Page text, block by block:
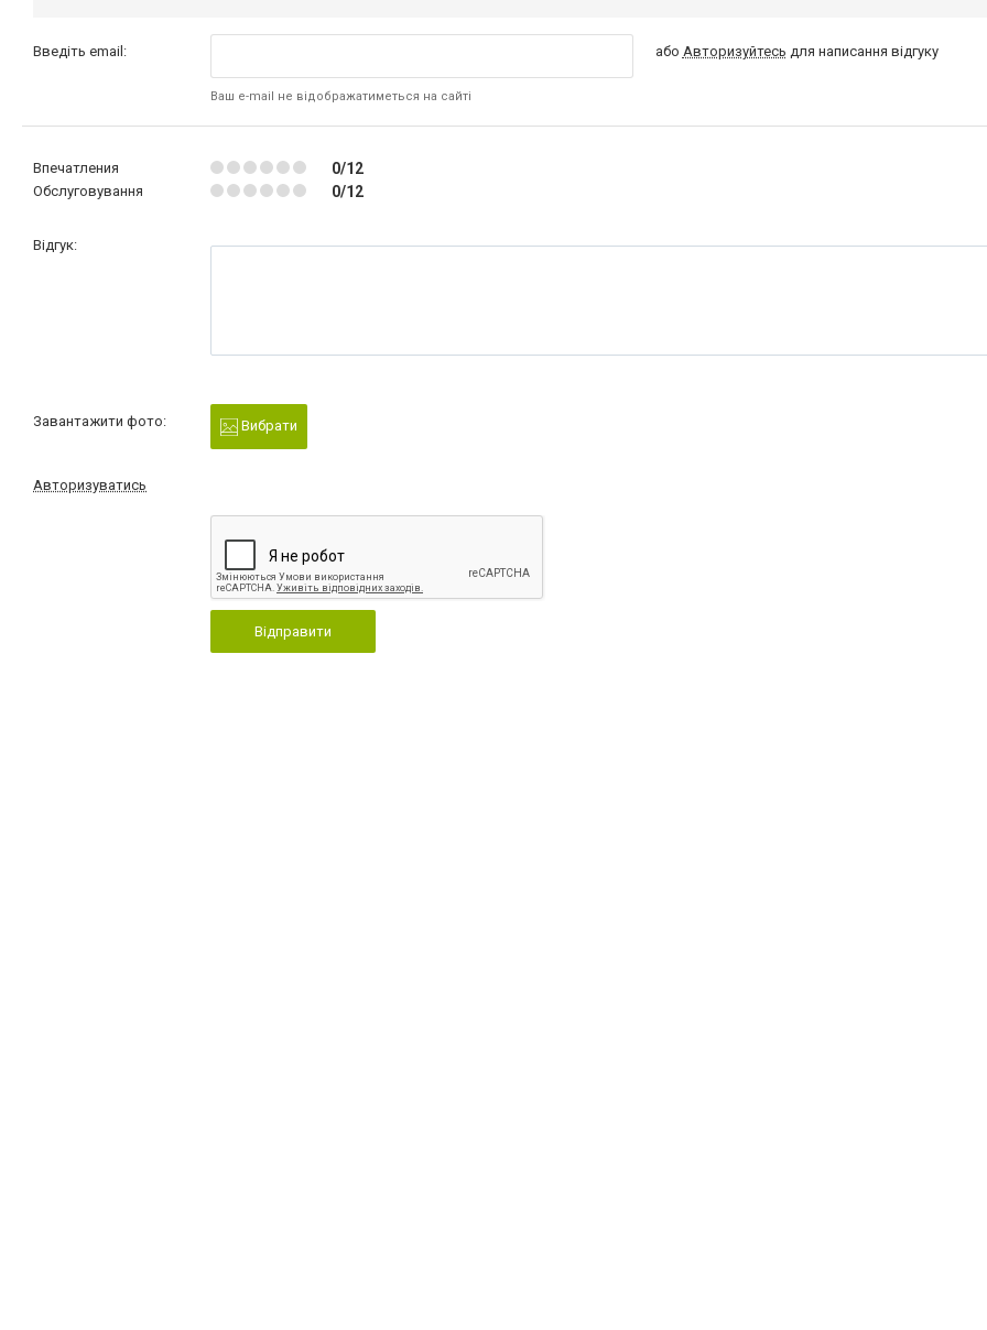
Введіть email:
Ваш e-mail не відображатиметься на сайті
або Авторизуйтесь для написання відгуку
Впечатления 0/12
Обслуговування 0/12
Відгук:
Завантажити фото: Вибрати
Авторизуватись
Відправити